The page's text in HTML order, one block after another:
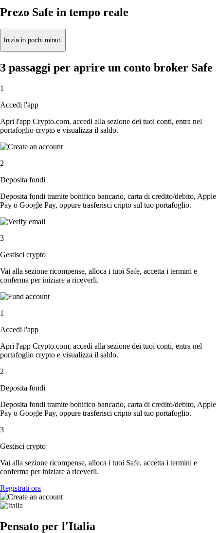
Prezo Safe in tempo reale
Inizia in pochi minuti
3 passaggi per aprire un conto broker Safe
1
Accedi l'app
Apri l'app Crypto.com, accedi alla sezione dei tuoi conti, entra nel
portafoglio crypto e visualizza il saldo.
2
Deposita fondi
Deposita fondi tramite bonifico bancario, carta di credito/debito, Apple
Pay o Google Pay, oppure trasferisci cripto sul tuo portafoglio.
3
Gestisci crypto
Vai alla sezione ricompense, alloca i tuoi Safe, accetta i termini e
conferma per iniziare a riceverli.
1
Accedi l'app
Apri l'app Crypto.com, accedi alla sezione dei tuoi conti, entra nel
portafoglio crypto e visualizza il saldo.
2
Deposita fondi
Deposita fondi tramite bonifico bancario, carta di credito/debito, Apple
Pay o Google Pay, oppure trasferisci cripto sul tuo portafoglio.
3
Gestisci crypto
Vai alla sezione ricompense, alloca i tuoi Safe, accetta i termini e
conferma per iniziare a riceverli.
Registrati ora
Pensato per l'Italia